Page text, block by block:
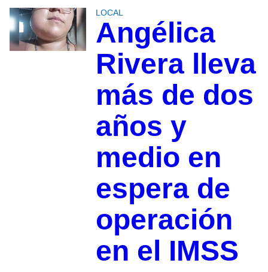
LOCAL
Angélica
Rivera lleva
más de dos
años y
medio en
espera de
operación
en el IMSS